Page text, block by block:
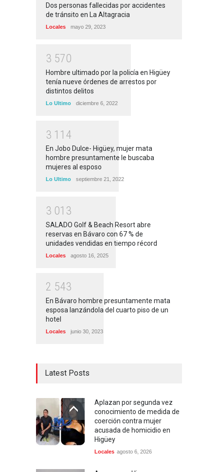
Dos personas fallecidas por accidentes
de tránsito en La Altagracia
Locales mayo 29, 2023
3 570
Hombre ultimado por la policía en Higüey
tenía nueve órdenes de arrestos por
distintos delitos
Lo Ultimo diciembre 6, 2022
3 1 1 4
En Jobo Dulce- Higüey, mujer mata
hombre presuntamente le buscaba
mujeres al esposo
Lo Ultimo septiembre 21, 2022
3 01 3
SALADO Golf & Beach Resort abre
reservas en Bávaro con 67 % de
unidades vendidas en tiempo récord
Locales agosto 16, 2025
2 543
En Bávaro hombre presuntamente mata
esposa lanzándola del cuarto piso de un
hotel
Locales junio 30, 2023
Latest Posts
Aplazan por segunda vez
conocimiento de medida de
coerción contra mujer
acusada de homicidio en
Higüey
Locales agosto 6, 2026